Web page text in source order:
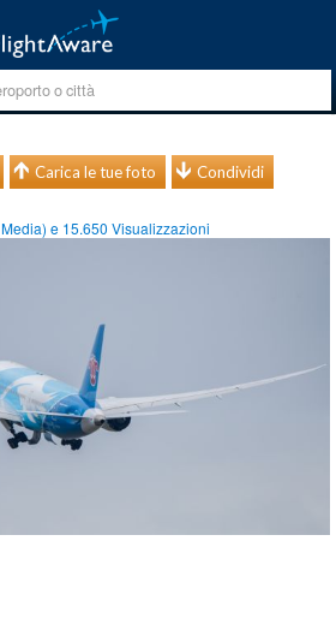
Carica le tue foto Condividi
Media) e 15.650 Visualizzazioni